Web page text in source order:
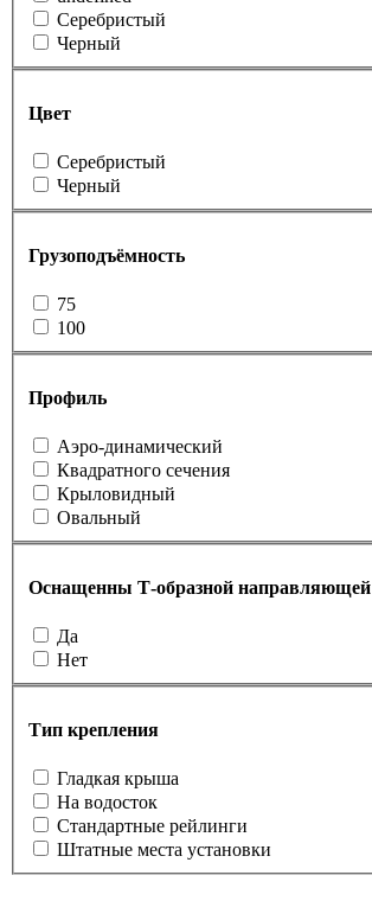
Серебристый
Черный
Цвет
Серебристый
Черный
Грузоподъёмность
75
100
Профиль
Аэро-динамический
Квадратного сечения
Крыловидный
Овальный
Оснащенны Т-образной направляющей
Да
Нет
Тип крепления
Гладкая крыша
На водосток
Стандартные рейлинги
Штатные места установки